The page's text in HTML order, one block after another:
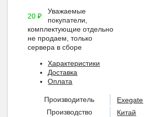
20₽
Уважаемые
покупатели,
комплектующие отдельно
не продаем, только
сервера в сборе
Характеристики
Доставка
Оплата
Производитель
Exegate
Производство
Китай